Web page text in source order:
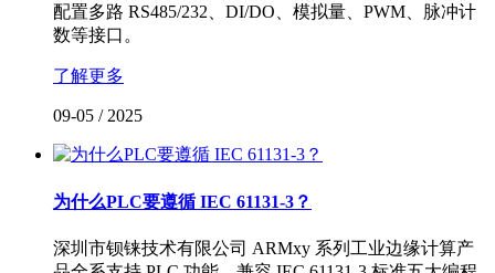
配置多路 RS485/232、DI/DO、模拟量、PWM、脉冲计
数等接口。
了解更多
09-05 / 2025
为什么PLC要遵循 IEC 61131-3？
深圳市钡铼技术有限公司 ARMxy 系列工业边缘计算产